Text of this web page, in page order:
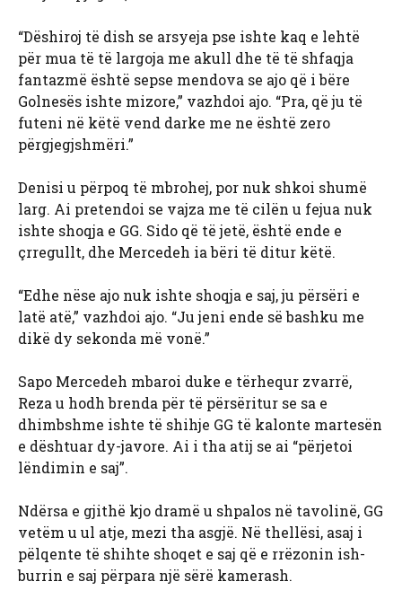
“Dëshiroj të dish se arsyeja pse ishte kaq e lehtë
për mua të të largoja me akull dhe të të shfaqja
fantazmë është sepse mendova se ajo që i bëre
Golnesës ishte mizore,” vazhdoi ajo. “Pra, që ju të
futeni në këtë vend darke me ne është zero
përgjegjshmëri.”
Denisi u përpoq të mbrohej, por nuk shkoi shumë
larg. Ai pretendoi se vajza me të cilën u fejua nuk
ishte shoqja e GG. Sido që të jetë, është ende e
çrregullt, dhe Mercedeh ia bëri të ditur këtë.
“Edhe nëse ajo nuk ishte shoqja e saj, ju përsëri e
latë atë,” vazhdoi ajo. “Ju jeni ende së bashku me
dikë dy sekonda më vonë.”
Sapo Mercedeh mbaroi duke e tërhequr zvarrë,
Reza u hodh brenda për të përsëritur se sa e
dhimbshme ishte të shihje GG të kalonte martesën
e dështuar dy-javore. Ai i tha atij se ai “përjetoi
lëndimin e saj”.
Ndërsa e gjithë kjo dramë u shpalos në tavolinë, GG
vetëm u ul atje, mezi tha asgjë. Në thellësi, asaj i
pëlqente të shihte shoqet e saj që e rrëzonin ish-
burrin e saj përpara një sërë kamerash.